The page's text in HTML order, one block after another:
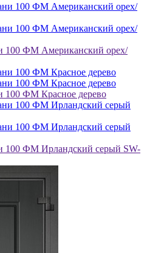
100 ФМ Американский орех/
100 ФМ Красное дерево
100 ФМ Ирландский серый SW-